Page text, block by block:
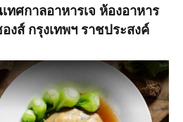
ทศกาลอาหารเจ ห้องอาหาร
งส์ กรุงเทพฯ ราชประสงค์